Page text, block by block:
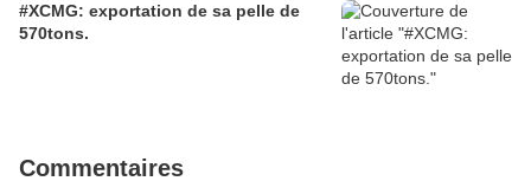
#XCMG: exportation de sa pelle de
570tons.
Commentaires